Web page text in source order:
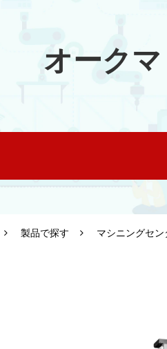
オーク
製品で探す マシニングセン